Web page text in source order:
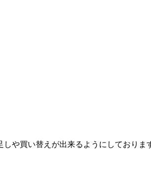
や買い替えが出来るようにしておりま